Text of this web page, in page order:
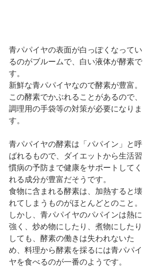
青パパイヤの表面が白っぽくなってい
るのがブルームで、白い液体が酵素で
す。
新鮮な青パパイヤなので酵素が豊富。
この酵素でかぶれることがあるので、
調理用の手袋等の対策が必要になりま
す。
青パパイヤの酵素は「パパイン」と呼
ばれるもので、ダイエットから生活習
慣病の予防まで健康をサポートしてく
れる成分が豊富だそうです。
食物に含まれる酵素は、加熱すると壊
れてしまうものがほとんどとのこと。
しかし、青パパイヤのパパインは熱に
強く、炒め物にしたり、煮物にしたり
しても、酵素の働きは失われないた
め、料理から酵素を採るには青パパイ
ヤを食べるのが一番のようです。